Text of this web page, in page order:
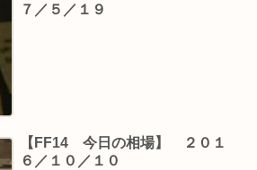
７／５／１９
【FF14 今日の相場】 ２０１
６／１０／１０